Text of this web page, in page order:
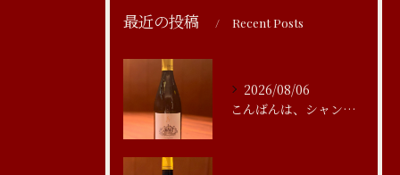
最近の投稿 Recent Posts
2026/08/06
こんばんは、シャンブルアスリール清水です